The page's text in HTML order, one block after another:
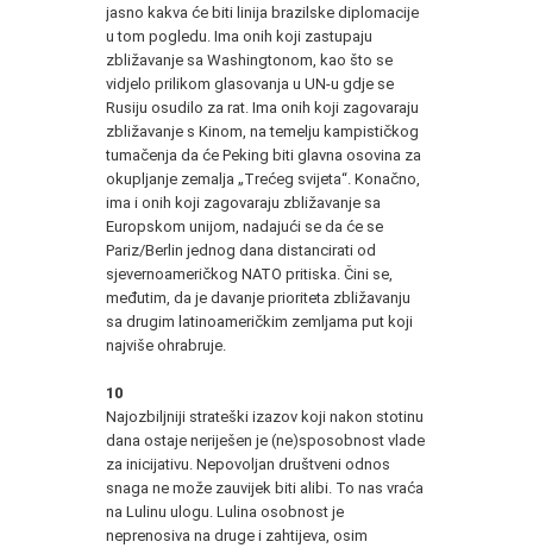
jasno kakva će biti linija brazilske diplomacije
u tom pogledu. Ima onih koji zastupaju
zbližavanje sa Washingtonom, kao što se
vidjelo prilikom glasovanja u UN-u gdje se
Rusiju osudilo za rat. Ima onih koji zagovaraju
zbližavanje s Kinom, na temelju kampističkog
tumačenja da će Peking biti glavna osovina za
okupljanje zemalja „Trećeg svijeta“. Konačno,
ima i onih koji zagovaraju zbližavanje sa
Europskom unijom, nadajući se da će se
Pariz/Berlin jednog dana distancirati od
sjevernoameričkog NATO pritiska. Čini se,
međutim, da je davanje prioriteta zbližavanju
sa drugim latinoameričkim zemljama put koji
najviše ohrabruje.
10
Najozbiljniji strateški izazov koji nakon stotinu
dana ostaje neriješen je (ne)sposobnost vlade
za inicijativu. Nepovoljan društveni odnos
snaga ne može zauvijek biti alibi. To nas vraća
na Lulinu ulogu. Lulina osobnost je
neprenosiva na druge i zahtijeva, osim